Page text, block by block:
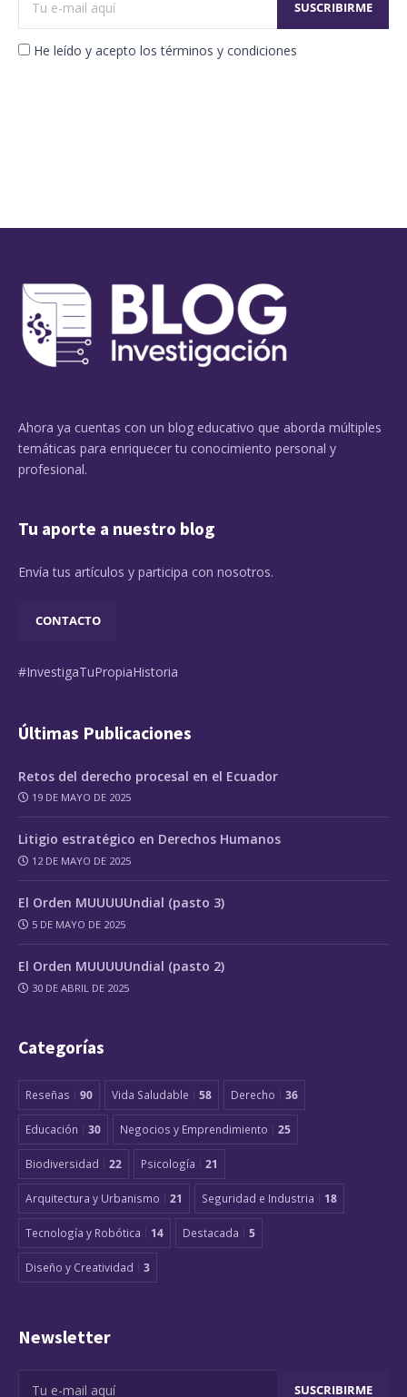
He leído y acepto los términos y condiciones
Ahora ya cuentas con un blog educativo que aborda múltiples
temáticas para enriquecer tu conocimiento personal y
profesional.
Tu aporte a nuestro blog
Envía tus artículos y participa con nosotros.
CONTACTO
#InvestigaTuPropiaHistoria
Últimas Publicaciones
Retos del derecho procesal en el Ecuador
19 DE MAYO DE 2025
Litigio estratégico en Derechos Humanos
12 DE MAYO DE 2025
El Orden MUUUUUndial (pasto 3)
5 DE MAYO DE 2025
El Orden MUUUUUndial (pasto 2)
30 DE ABRIL DE 2025
Categorías
Reseñas 90 Vida Saludable 58 Derecho 36
Educación 30 Negocios y Emprendimiento 25
Biodiversidad 22 Psicología 21
Arquitectura y Urbanismo 21 Seguridad e Industria 18
Tecnología y Robótica 14 Destacada 5
Diseño y Creatividad 3
Newsletter